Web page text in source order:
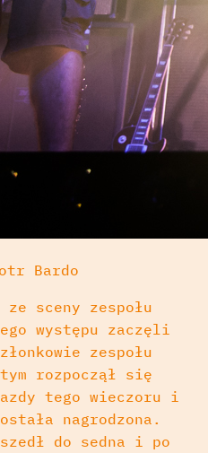
Bardo
sceny zespołu
występu zaczęli
zespołu
rozpoczął się
tego wieczoru i
nagrodzona.
do sedna i po